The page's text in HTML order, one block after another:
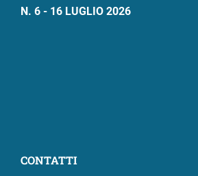
N. 6 - 16 LUGLIO 2026
CONTATTI